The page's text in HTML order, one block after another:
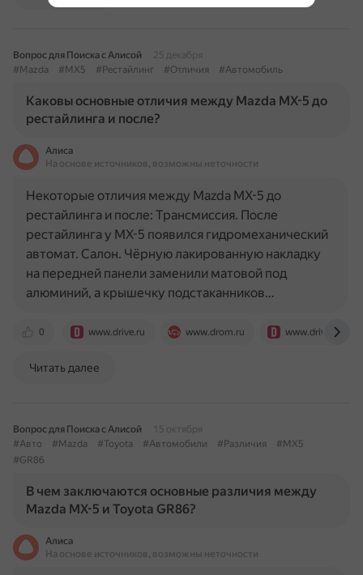
Вопрос для Поиска с Алисой
25 декабря
#Mazda
#MX5 #Рестайлинг #Отличия #Автомобиль
Каковы основные отличия между Mazda MX-5 до
рестайлинга и после?
Алиса
На основе источников, возможны неточности
0 www.drive.ru www.drom.ru www.drive2.ru
Некоторые отличия между Mazda MX-5 до
рестайлинга и после: Трансмиссия. После
рестайлинга у MX-5 появился гидромеханический
автомат. Салон. Чёрную лакированную накладку
на передней панели заменили матовой под
алюминий, а крышечку подстаканников…
Читать далее
Вопрос для Поиска с Алисой
15 октября
#Авто
#Mazda #Toyota #Автомобили #Различия
#MX5
#GR86
В чем заключаются основные различия между
Mazda MX-5 и Toyota GR86?
Алиса
На основе источников, возможны неточности